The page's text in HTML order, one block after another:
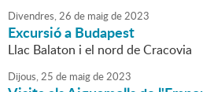
Divendres,26 de maigde2023
Excursió a Budapest
Llac Balaton i el nord de Cracovia
Dijous,25 de maigde2023